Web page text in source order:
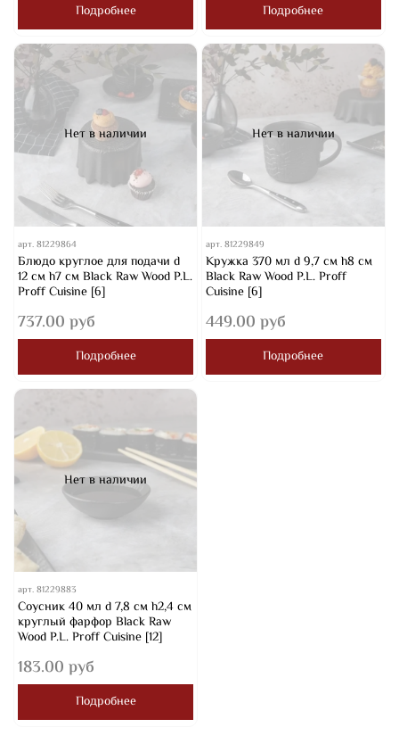
Подробнее Подробнее
Нет в наличии
арт.81229864
Блюдо круглое для подачи d
12 см h7 см Black Raw Wood P.L.
Proff Cuisine [6]
737.00 руб
Подробнее
Нет в наличии
арт.81229849
Кружка 370 мл d 9,7 см h8 см
Black Raw Wood P.L. Proff
Cuisine [6]
449.00 руб
Подробнее
Нет в наличии
арт.81229883
Соусник 40 мл d 7,8 см h2,4 см
круглый фарфор Black Raw
Wood P.L. Proff Cuisine [12]
183.00 руб
Подробнее